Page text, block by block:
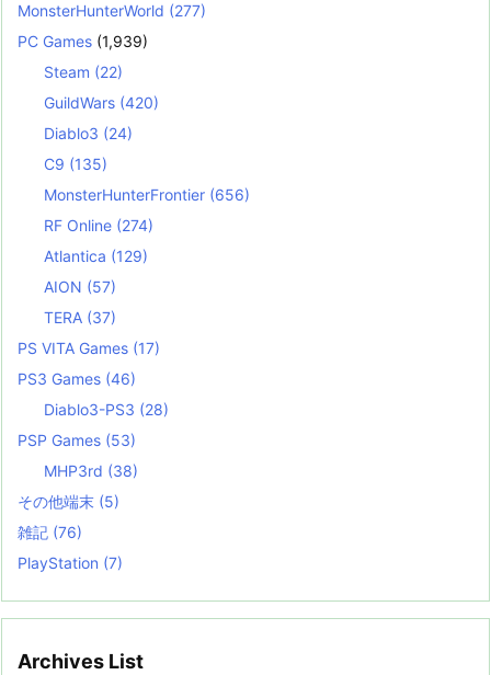
MonsterHunterWorld (277)
PC Games (1,939)
Steam (22)
GuildWars (420)
Diablo3 (24)
C9 (135)
MonsterHunterFrontier (656)
RF Online (274)
Atlantica (129)
AION (57)
TERA (37)
PS VITA Games (17)
PS3 Games (46)
Diablo3-PS3 (28)
PSP Games (53)
MHP3rd (38)
その他端末 (5)
雑記 (76)
PlayStation (7)
Archives List